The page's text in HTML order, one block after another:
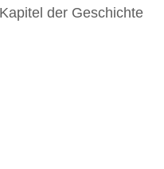
der Geschichte